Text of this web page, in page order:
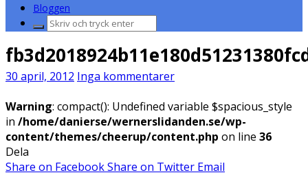
Bloggen
Sök
30 april, 2012 Inga kommentarer
Warning: compact(): Undefined variable $spacious_style
in /home/danierse/wernerslidanden.se/wp-
content/themes/cheerup/content.php on line 36
Dela
Share on FacebookShare on Twitter Email